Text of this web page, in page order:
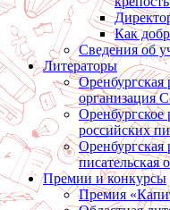
Как
Сведения об
Литераторы
Оренбургская
организация
Оренбургское
российских
Оренбургская
писательская
Премии и конкурсы
Премия